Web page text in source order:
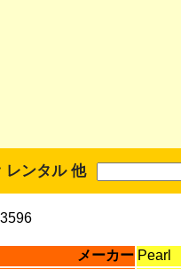
レンタル 他
メーカー Pearl